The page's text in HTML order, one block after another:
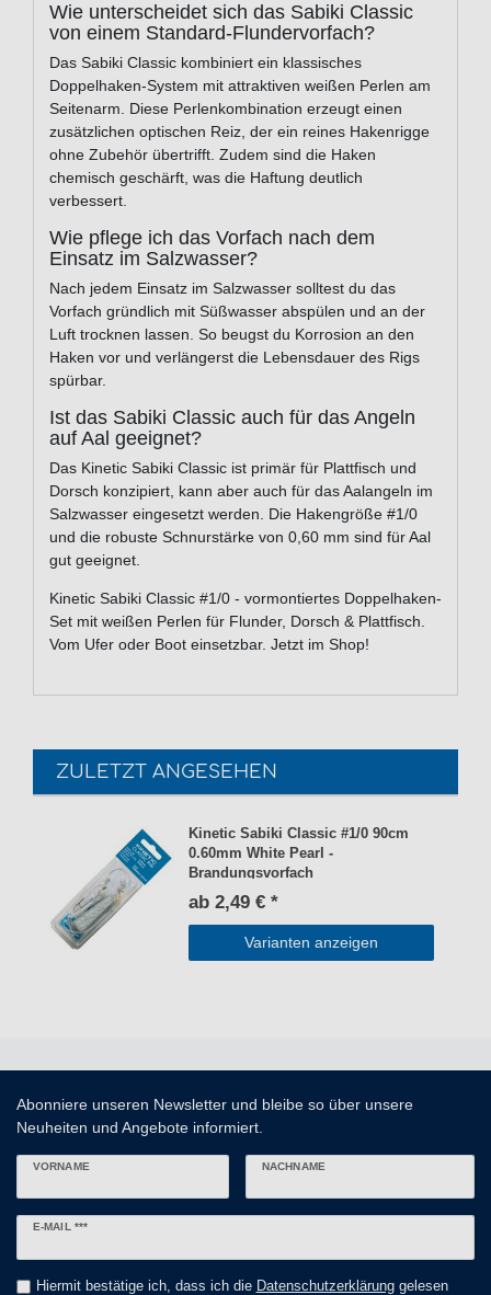
Wie unterscheidet sich das Sabiki Classic
von einem Standard-Flundervorfach?
Das Sabiki Classic kombiniert ein klassisches
Doppelhaken-System mit attraktiven weißen Perlen am
Seitenarm. Diese Perlenkombination erzeugt einen
zusätzlichen optischen Reiz, der ein reines Hakenrigge
ohne Zubehör übertrifft. Zudem sind die Haken
chemisch geschärft, was die Haftung deutlich
verbessert.
Wie pflege ich das Vorfach nach dem
Einsatz im Salzwasser?
Nach jedem Einsatz im Salzwasser solltest du das
Vorfach gründlich mit Süßwasser abspülen und an der
Luft trocknen lassen. So beugst du Korrosion an den
Haken vor und verlängerst die Lebensdauer des Rigs
spürbar.
Ist das Sabiki Classic auch für das Angeln
auf Aal geeignet?
Das Kinetic Sabiki Classic ist primär für Plattfisch und
Dorsch konzipiert, kann aber auch für das Aalangeln im
Salzwasser eingesetzt werden. Die Hakengröße #1/0
und die robuste Schnurstärke von 0,60 mm sind für Aal
gut geeignet.
Kinetic Sabiki Classic #1/0 - vormontiertes Doppelhaken-
Set mit weißen Perlen für Flunder, Dorsch & Plattfisch.
Vom Ufer oder Boot einsetzbar. Jetzt im Shop!
ZULETZT ANGESEHEN
Kinetic Sabiki Classic #1/0 90cm
0.60mm White Pearl -
Brandungsvorfach
ab 2,49 € *
Varianten anzeigen
Abonniere unseren Newsletter und bleibe so über unsere
Neuheiten und Angebote informiert.
VORNAME NACHNAME
E-MAIL ***
Newsletter
Hiermit bestätige ich, dass ich die Daten­schutz­erklärunggelesen